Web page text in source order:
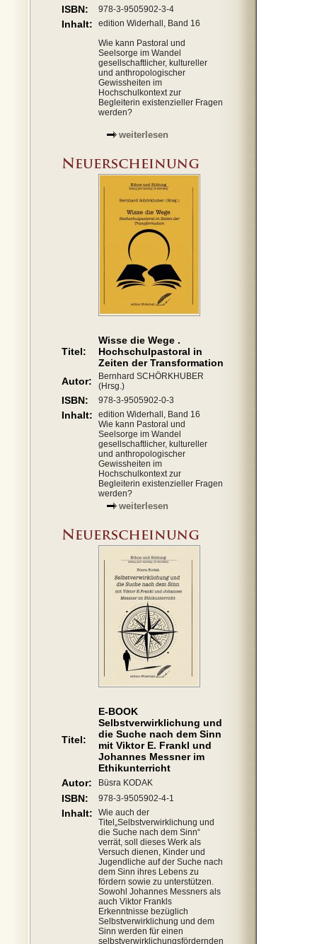
ISBN: 978-3-9505902-3-4
Inhalt:
edition Widerhall, Band 16
Wie kann Pastoral und
Seelsorge im Wandel
gesellschaftlicher, kultureller
und anthropologischer
Gewissheiten im
Hochschulkontext zur
Begleiterin existenzieller Fragen
werden?
weiterlesen
Titel:
Wisse die Wege .
Hochschulpastoral in
Zeiten der Transformation
Autor:
Bernhard SCHÖRKHUBER
(Hrsg.)
ISBN: 978-3-9505902-0-3
Inhalt:
edition Widerhall, Band 16
Wie kann Pastoral und
Seelsorge im Wandel
gesellschaftlicher, kultureller
und anthropologischer
Gewissheiten im
Hochschulkontext zur
Begleiterin existenzieller Fragen
werden?
weiterlesen
Titel:
E-BOOK
Selbstverwirklichung und
die Suche nach dem Sinn
mit Viktor E. Frankl und
Johannes Messner im
Ethikunterricht
Autor:
Büsra KODAK
ISBN: 978-3-9505902-4-1
Inhalt:
Wie auch der
Titel„Selbstverwirklichung und
die Suche nach dem Sinn“
verrät, soll dieses Werk als
Versuch dienen, Kinder und
Jugendliche auf der Suche nach
dem Sinn ihres Lebens zu
fördern sowie zu unterstützen.
Sowohl Johannes Messners als
auch Viktor Frankls
Erkenntnisse bezüglich
Selbstverwirklichung und dem
Sinn werden für einen
selbstverwirklichungsfördernden